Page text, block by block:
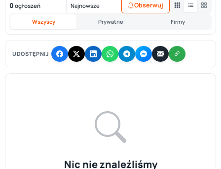
0 ogłoszeń
Wszyscy Prywatne Firmy
Obserwuj
UDOSTĘPNIJ
Nic nie znaleźliśmy